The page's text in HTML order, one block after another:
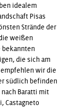
idealem
Pisas
Strände der
weißen
bekannten
die sich am
wir die
südlich befinden
Baratti mit
Castagneto